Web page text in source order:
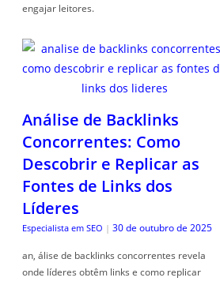
engajar leitores.
Análise de Backlinks
Concorrentes: Como
Descobrir e Replicar as
Fontes de Links dos
Líderes
Especialista em SEO | 30 de outubro de 2025
an, álise de backlinks concorrentes revela
onde líderes obtêm links e como replicar